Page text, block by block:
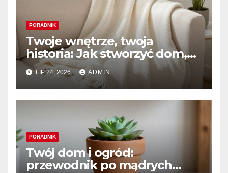
PORADNIK
Twoje wnętrze, twoja
historia: Jak stworzyć dom,
który naprawdę kochasz
LIP 24, 2026 ADMIN
PORADNIK
Twój dom i ogród:
przewodnik po mądrych